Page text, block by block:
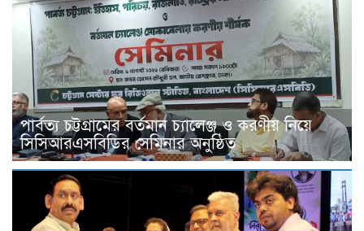
পার্বত্য চট্টগ্রামের বর্তমান চ্যালেঞ্জ ও করণীয় নিয়ে
সিসিআরএসবিডির সেমিনার অনুষ্ঠিত